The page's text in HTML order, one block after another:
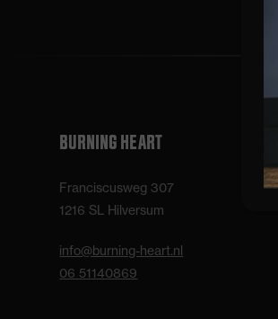
BURNING HEART
Franciscusweg 307
1216 SL Hilversum
info@burning-heart.nl
06 51140869